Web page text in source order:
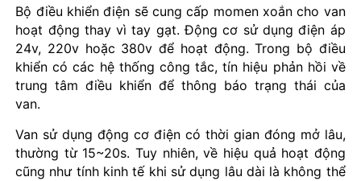
Bộ điều khiển điện sẽ cung cấp momen xoắn cho van
hoạt động thay vì tay gạt. Động cơ sử dụng điện áp
24v, 220v hoặc 380v để hoạt động. Trong bộ điều
khiển có các hệ thống công tắc, tín hiệu phản hồi về
trung tâm điều khiển để thông báo trạng thái của
van.
Van sử dụng động cơ điện có thời gian đóng mở lâu,
thường từ 15~20s. Tuy nhiên, về hiệu quả hoạt động
cũng như tính kinh tế khi sử dụng lâu dài là không thể